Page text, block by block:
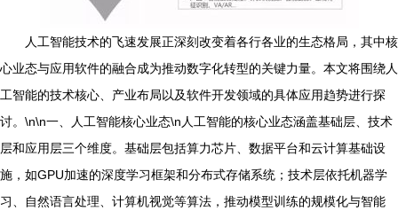
人工智能技术的飞速发展正深刻改变着各行各业的生态格局，其中核
心业态与应用软件的融合成为推动数字化转型的关键力量。本文将围绕人
工智能的技术核心、产业布局以及软件开发领域的具体应用趋势进行探
讨。\n\n一、人工智能核心业态\n人工智能的核心业态涵盖基础层、技术
层和应用层三个维度。基础层包括算力芯片、数据平台和云计算基础设
施，如GPU加速的深度学习框架和分布式存储系统；技术层依托机器学
习、自然语言处理、计算机视觉等算法，推动模型训练的规模化与智能